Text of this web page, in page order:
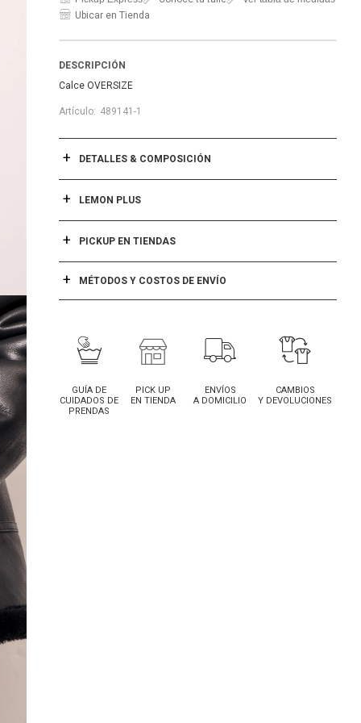
Ubicar en Tienda
DESCRIPCIÓN
Calce OVERSIZE
489141-1
DETALLES & COMPOSICIÓN
LEMON PLUS
PICKUP EN TIENDAS
MÉTODOS Y COSTOS DE ENVÍO
GUÍA DE
CUIDADOS DE
PRENDAS
PICK UP
EN TIENDA
ENVÍOS
A DOMICILIO
CAMBIOS
Y DEVOLUCIONES